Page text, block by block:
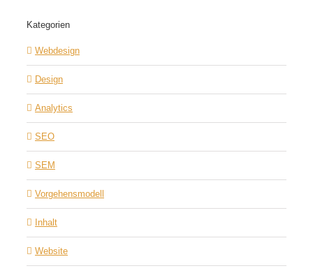
Kategorien
Webdesign
Design
Analytics
SEO
SEM
Vorgehensmodell
Inhalt
Website